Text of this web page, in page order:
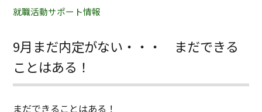
就職活動サポート情報
9月まだ内定がない・・・ まだできる
ことはある！
まだできることはある！